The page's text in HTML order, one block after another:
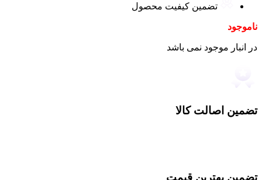
تضمین کیفیت محصول
ناموجود
در انبار موجود نمی باشد
تضمین اصالت کالا
تضمین بهترین قیمت